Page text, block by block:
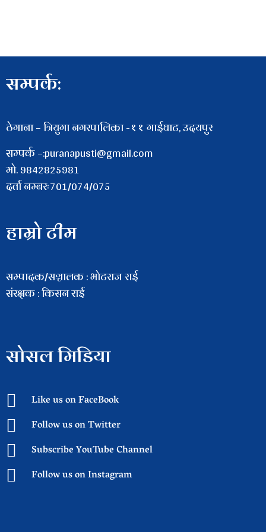
सम्पर्क:
ठेगाना – त्रियुगा नगरपालिका -११ गाईघाट, उदयपुर
सम्पर्क –:puranapusti@gmail.com
माे. 9842825981
दर्ता नम्बरः701/074/075
हाम्रो टीम
सम्पादक/सञ्चालक : भाेटराज राई
संरक्षक : किसन राई
सोसल मिडिया
Like us on FaceBook
Follow us on Twitter
Subscribe YouTube Channel
Follow us on Instagram